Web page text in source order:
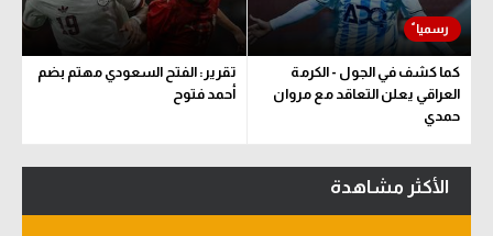
كما كشف في الجول - الكرمة
العراقي يعلن التعاقد مع مروان
حمدي
تقرير: الفتح السعودي مهتم بضم
أحمد فتوح
الأكثر مشاهدة